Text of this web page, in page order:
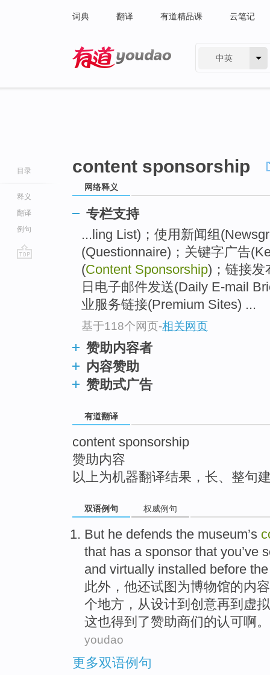
词典 翻译 有道精品课 云笔记
中英
目录
释义
翻译
例句
content sponsorship
网络释义
专栏支持
...ling List)；使用新闻组
(Questionnaire)；关键字广告
(Content Sponsorship)；链接发
日电子邮件发送(Daily E-mail
业服务链接(Premium Sites) ...
基于118个网页-相关网页
赞助内容者
内容赞助
赞助式广告
有道翻译
content sponsorship
赞助内容
以上为机器翻译结果，长、整句
双语例句 权威例句
But he defends the museum’s
that has a sponsor that you’ve
and virtually installed before
此外， 他还试图为博物馆的内容
个地方，从设计到创意再到虚
这也得到了赞助商们的认可啊。
youdao
更多双语例句